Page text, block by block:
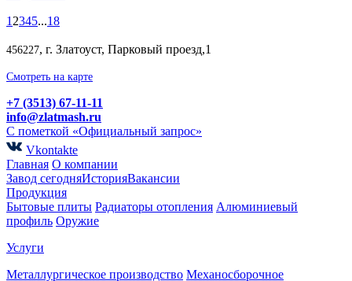
1 2345...18
456227, г. Златоуст, Парковый проезд,1
Смотреть на карте
+7 (3513) 67-11-11
info@zlatmash.ru
С пометкой «Официальный запрос»
Vkontakte
Главная О компании
Завод сегодняИсторияВакансии
Продукция
Бытовые плиты Радиаторы отопления Алюминиевый
профиль Оружие
Услуги
Металлургическое производство Механосборочное